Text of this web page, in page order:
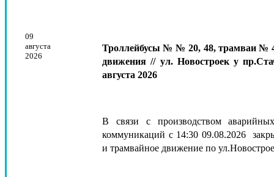
09
августа
2026
Троллейбусы № № 20, 48, трамваи №
движения // ул. Новостроек у
августа 2026
В связи с производством
коммуникаций с 14:30 09.08.2026
и трамвайное движение по